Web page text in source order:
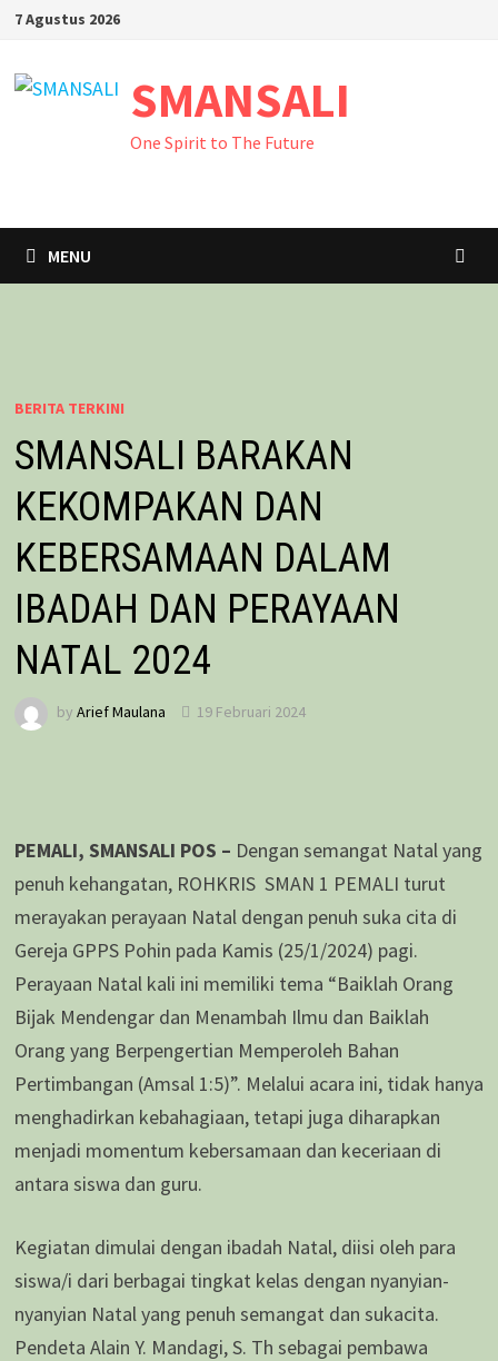
Skip
content
7 Agustus 2026
SMANSALI
One Spirit to The Future
MENU
BERITA TERKINI
SMANSALI BARAKAN
KEKOMPAKAN DAN
KEBERSAMAAN DALAM
IBADAH DAN PERAYAAN
NATAL 2024
by Arief Maulana 19 Februari 2024
PEMALI, SMANSALI POS – Dengan semangat Natal yang
penuh kehangatan, ROHKRIS SMAN 1 PEMALI turut
merayakan perayaan Natal dengan penuh suka cita di
Gereja GPPS Pohin pada Kamis (25/1/2024) pagi.
Perayaan Natal kali ini memiliki tema “Baiklah Orang
Bijak Mendengar dan Menambah Ilmu dan Baiklah
Orang yang Berpengertian Memperoleh Bahan
Pertimbangan (Amsal 1:5)”. Melalui acara ini, tidak hanya
menghadirkan kebahagiaan, tetapi juga diharapkan
menjadi momentum kebersamaan dan keceriaan di
antara siswa dan guru.
Kegiatan dimulai dengan ibadah Natal, diisi oleh para
siswa/i dari berbagai tingkat kelas dengan nyanyian-
nyanyian Natal yang penuh semangat dan sukacita.
Pendeta Alain Y. Mandagi, S. Th sebagai pembawa